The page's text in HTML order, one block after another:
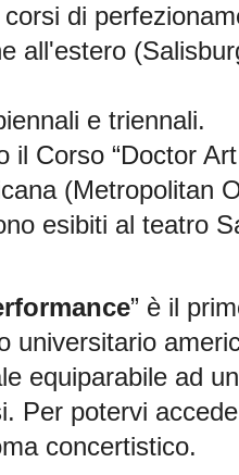
di
all'estero
e triennali.
il Corso “Doctor
(Metropolitan
esibiti al teatro
” è il
universitario
equiparabile ad
Per potervi
concertistico.